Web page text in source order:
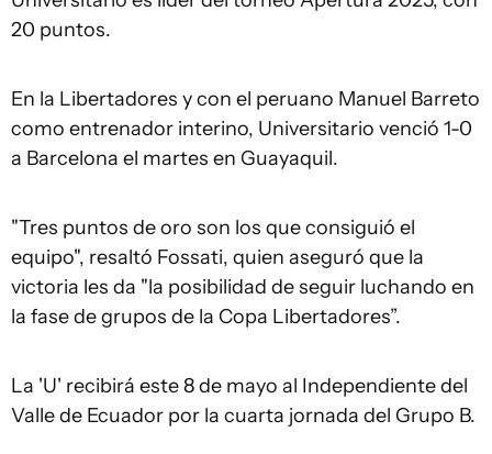
20 puntos.
En la Libertadores y con el peruano Manuel Barreto
como entrenador interino, Universitario venció 1-0
a Barcelona el martes en Guayaquil.
"Tres puntos de oro son los que consiguió el
equipo", resaltó Fossati, quien aseguró que la
victoria les da "la posibilidad de seguir luchando en
la fase de grupos de la Copa Libertadores”.
La 'U' recibirá este 8 de mayo al Independiente del
Valle de Ecuador por la cuarta jornada del Grupo B.